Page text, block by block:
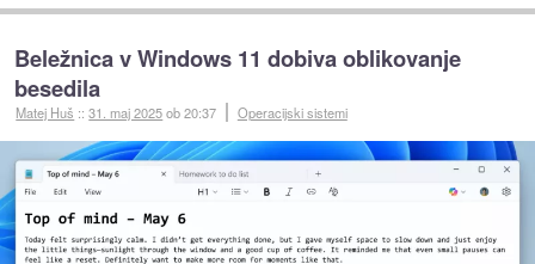
Beležnica v Windows 11 dobiva oblikovanje
besedila
Matej Huš ::31. maj 2025ob 20:37 Operacijski sistemi